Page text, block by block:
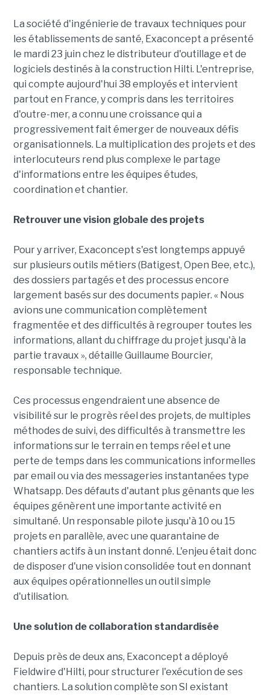
La société d'ingénierie de travaux techniques pour
les établissements de santé, Exaconcept a présenté
le mardi 23 juin chez le distributeur d'outillage et de
logiciels destinés à la construction Hilti. L'entreprise,
qui compte aujourd'hui 38 employés et intervient
partout en France, y compris dans les territoires
d'outre-mer, a connu une croissance qui a
progressivement fait émerger de nouveaux défis
organisationnels. La multiplication des projets et des
interlocuteurs rend plus complexe le partage
d'informations entre les équipes études,
coordination et chantier.
Retrouver une vision globale des projets
Pour y arriver, Exaconcept s'est longtemps appuyé
sur plusieurs outils métiers (Batigest, Open Bee, etc.),
des dossiers partagés et des processus encore
largement basés sur des documents papier. « Nous
avions une communication complètement
fragmentée et des difficultés à regrouper toutes les
informations, allant du chiffrage du projet jusqu'à la
partie travaux », détaille Guillaume Bourcier,
responsable technique.
Ces processus engendraient une absence de
visibilité sur le progrès réel des projets, de multiples
méthodes de suivi, des difficultés à transmettre les
informations sur le terrain en temps réel et une
perte de temps dans les communications informelles
par email ou via des messageries instantanées type
Whatsapp. Des défauts d'autant plus gênants que les
équipes génèrent une importante activité en
simultané. Un responsable pilote jusqu'à 10 ou 15
projets en parallèle, avec une quarantaine de
chantiers actifs à un instant donné. L'enjeu était donc
de disposer d'une vision consolidée tout en donnant
aux équipes opérationnelles un outil simple
d'utilisation.
Une solution de collaboration standardisée
Depuis près de deux ans, Exaconcept a déployé
Fieldwire d'Hilti, pour structurer l'exécution de ses
chantiers. La solution complète son SI existant